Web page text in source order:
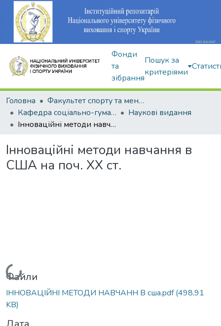
Фонди
та
зібрання
Пошук за
критеріями
Головна
Факультет спорту та менеджменту
Кафедра соціально-гуманітарних дисциплін
Наукові видання
Інноваційні методи навчання в США на поч. ХХ ст.
Інноваційні методи навчання в
США на поч. ХХ ст.
Вантажиться...
Файли
ІННОВАЦІЙНІ МЕТОДИ НАВЧАНН В сша.pdf(498,91
KB)